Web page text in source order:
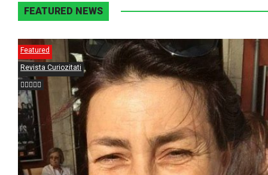
FEATURED NEWS
Featured
Revista Curiozitati